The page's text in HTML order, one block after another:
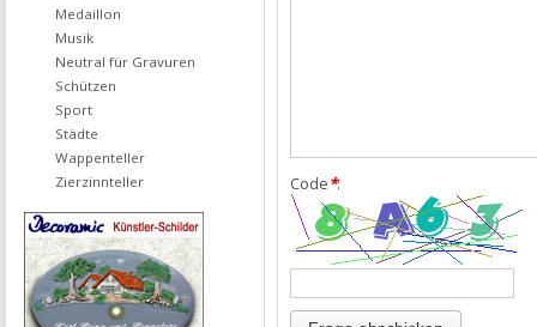
Code*:
Medaillon
Musik
Neutral für Gravuren
Schützen
Sport
Städte
Wappenteller
Zierzinnteller